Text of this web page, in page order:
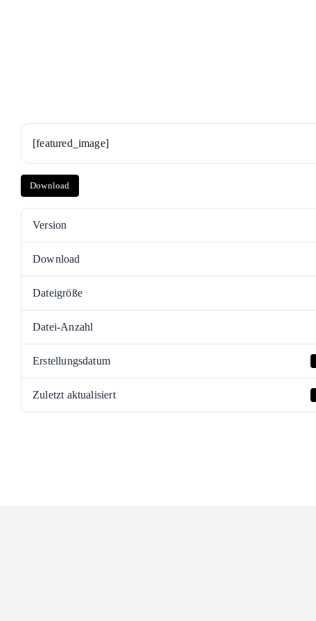
[featured_image]
Download
Version
Download
Dateigröße
Datei-Anzahl
Erstellungsdatum
Zuletzt aktualisiert